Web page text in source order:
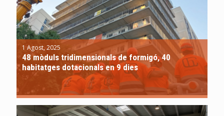
1 Agost, 2025
48 mòduls tridimensionals de formigó, 40
habitatges dotacionals en 9 dies